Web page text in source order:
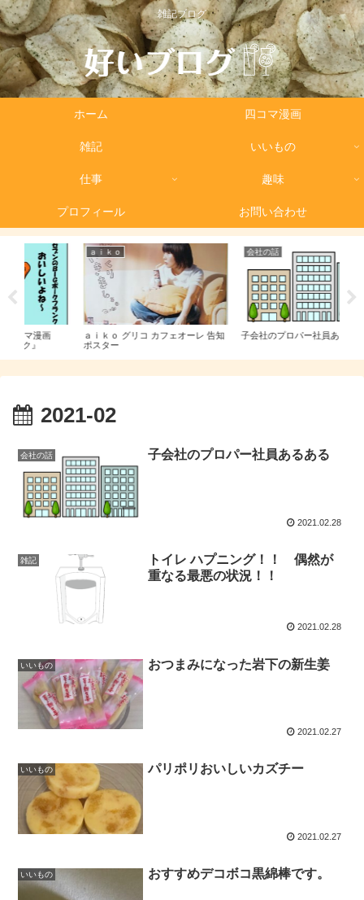
雑記ブログ
ホーム 四コマ漫画
雑記 いいもの
仕事 趣味
プロフィール お問い合わせ
ａｉｋｏ
ａｉｋｏ グリコ カフェオーレ 告知
ポスター
子会社のプロパー社員あるある
2021-02
会社の話 子会社のプロパー社員あるある
2021.02.28
雑記
トイレ ハプニング！！ 偶然が
重なる最悪の状況！！
2021.02.28
いいもの おつまみになった岩下の新生姜
2021.02.27
いいもの パリポリおいしいカズチー
2021.02.27
いいもの おすすめデコボコ黒綿棒です。